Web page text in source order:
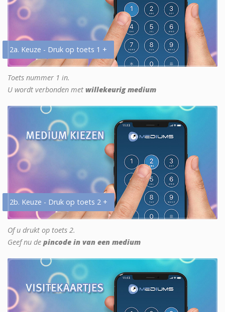
2a. Keuze - Druk op toets 1 +
Toets nummer 1 in.
U wordt verbonden met willekeurig medium
2b. Keuze - Druk op toets 2 +
Of u drukt op toets 2.
Geef nu de pincode in van een medium